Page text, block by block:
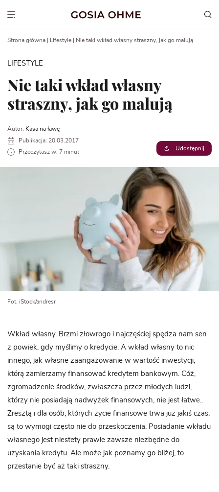
Show menu
Strona główna Lifestyle Nie taki wkład własny straszny, jak go malują
LIFESTYLE
Nie taki wkład własny
straszny, jak go malują
Autor: Kasa na ławę
Publikacja: 20.03.2017
Przeczytasz w: 7 minut
Udostępnij
Fot. iStock/andresr
Wkład własny. Brzmi złowrogo i najczęściej spędza nam sen
z powiek, gdy myślimy o kredycie. A wkład własny to nic
innego, jak własne zaangażowanie w wartość inwestycji,
którą zamierzamy finansować kredytem bankowym. Cóż,
zgromadzenie środków, zwłaszcza przez młodych ludzi,
którzy nie posiadają nadwyżek finansowych, nie jest łatwe..
Zresztą i dla osób, których życie finansowe trwa już jakiś czas,
są to wymogi często nie do przeskoczenia. Posiadanie wkładu
własnego jest niestety prawie zawsze niezbędne do
uzyskania kredytu. Ale może jak poznamy go bliżej, to
przestanie być aż taki straszny.